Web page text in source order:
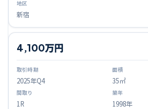
新宿
2025年Q4
4,100万円
35㎡
1R 1998年